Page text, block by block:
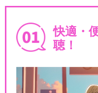
快適・
聴！